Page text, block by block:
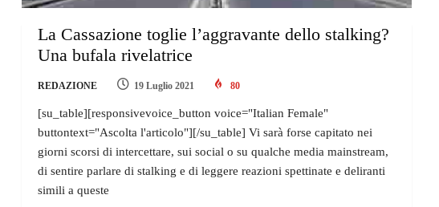
La Cassazione toglie l’aggravante dello stalking?
Una bufala rivelatrice
REDAZIONE 19 Luglio 2021 80
[su_table][responsivevoice_button voice="Italian Female"
buttontext="Ascolta l'articolo"][/su_table] Vi sarà forse capitato nei
giorni scorsi di intercettare, sui social o su qualche media mainstream,
di sentire parlare di stalking e di leggere reazioni spettinate e deliranti
simili a queste